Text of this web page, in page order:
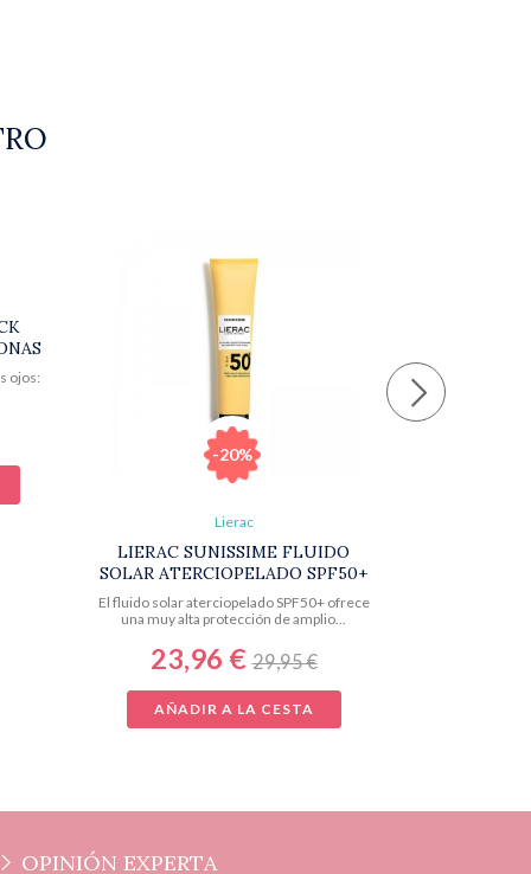
ojos:
-20%
Lierac
LIERAC SUNISSIME FLUIDO
SOLAR ATERCIOPELADO SPF50+
El fluido solar aterciopelado SPF50+ ofrece
una muy alta protección de amplio...
23,96 €29,95 €
AÑADIR A LA CESTA
OPINIÓN EXPERTA